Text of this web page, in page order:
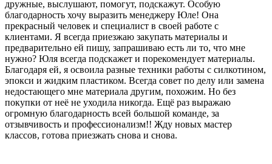
дружные, выслушают, помогут, подскажут. Особую
благодарность хочу выразить менеджеру Юле! Она
прекрасный человек и специалист в своей работе с
клиентами. Я всегда приезжаю закупать материалы и
предварительно ей пишу, запрашиваю есть ли то, что мне
нужно? Юля всегда подскажет и порекомендует материалы.
Благодаря ей, я освоила разные техники работы с силкотином,
эпокси и жидким пластиком. Всегда совет по делу или замена
недостающего мне материала другим, похожим. Но без
покупки от неё не уходила никогда. Ещё раз выражаю
огромную благодарность всей большой команде, за
отзывчивость и профессионализм!! Жду новых мастер
классов, готова приезжать снова и снова.